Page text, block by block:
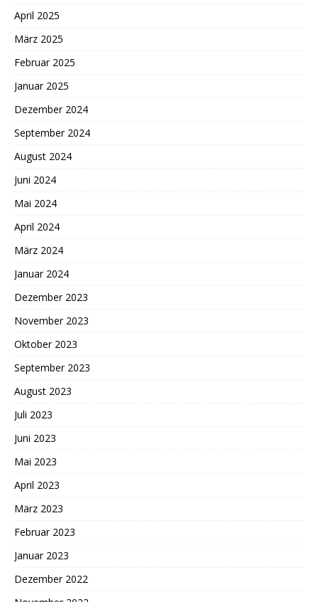
April 2025
März 2025
Februar 2025
Januar 2025
Dezember 2024
September 2024
August 2024
Juni 2024
Mai 2024
April 2024
März 2024
Januar 2024
Dezember 2023
November 2023
Oktober 2023
September 2023
August 2023
Juli 2023
Juni 2023
Mai 2023
April 2023
März 2023
Februar 2023
Januar 2023
Dezember 2022